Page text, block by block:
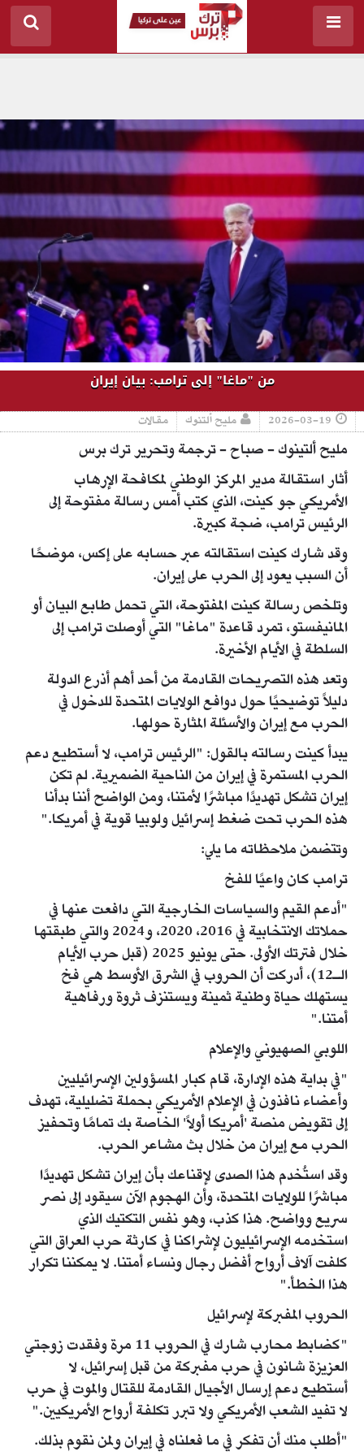
من "ماغا" إلى ترامب: بيان إيران
2026-03-19 مليح ألتنوك مقالات
مليح ألتينوك - صباح - ترجمة وتحرير ترك برس
أثار استقالة مدير المركز الوطني لمكافحة الإرهاب
الأمريكي جو كينت، الذي كتب أمس رسالة مفتوحة إلى
الرئيس ترامب، ضجة كبيرة.
وقد شارك كينت استقالته عبر حسابه على إكس، موضحًا
أن السبب يعود إلى الحرب على إيران.
وتلخص رسالة كينت المفتوحة، التي تحمل طابع البيان أو
المانيفستو، تمرد قاعدة "ماغا" التي أوصلت ترامب إلى
السلطة في الأيام الأخيرة.
وتعد هذه التصريحات القادمة من أحد أهم أذرع الدولة
دليلاً توضيحيًا حول دوافع الولايات المتحدة للدخول في
الحرب مع إيران والأسئلة المثارة حولها.
يبدأ كينت رسالته بالقول: "الرئيس ترامب، لا أستطيع دعم
الحرب المستمرة في إيران من الناحية الضميرية. لم تكن
إيران تشكل تهديدًا مباشرًا لأمتنا، ومن الواضح أننا بدأنا
هذه الحرب تحت ضغط إسرائيل ولوبيا قوية في أمريكا."
وتتضمن ملاحظاته ما يلي:
ترامب كان واعيًا للفخ
"أدعم القيم والسياسات الخارجية التي دافعت عنها في
حملاتك الانتخابية في 2016، 2020، و2024 والتي طبقتها
خلال فترتك الأولى. حتى يونيو 2025 (قبل حرب الأيام
الـ12)، أدركت أن الحروب في الشرق الأوسط هي فخ
يستهلك حياة وطنية ثمينة ويستنزف ثروة ورفاهية
أمتنا."
اللوبي الصهيوني والإعلام
"في بداية هذه الإدارة، قام كبار المسؤولين الإسرائيليين
وأعضاء نافذون في الإعلام الأمريكي بحملة تضليلية، تهدف
إلى تقويض منصة 'أمريكا أولاً' الخاصة بك تمامًا وتحفيز
الحرب مع إيران من خلال بث مشاعر الحرب.
وقد استُخدم هذا الصدى لإقناعك بأن إيران تشكل تهديدًا
مباشرًا للولايات المتحدة، وأن الهجوم الآن سيقود إلى نصر
سريع وواضح. هذا كذب، وهو نفس التكتيك الذي
استخدمه الإسرائيليون لإشراكنا في كارثة حرب العراق التي
كلفت آلاف أرواح أفضل رجال ونساء أمتنا. لا يمكننا تكرار
هذا الخطأ."
الحروب المفبركة لإسرائيل
"كضابط محارب شارك في الحروب 11 مرة وفقدت زوجتي
العزيزة شانون في حرب مفبركة من قبل إسرائيل، لا
أستطيع دعم إرسال الأجيال القادمة للقتال والموت في حرب
لا تفيد الشعب الأمريكي ولا تبرر تكلفة أرواح الأمريكيين."
"أطلب منك أن تفكر في ما فعلناه في إيران ولمن نقوم بذلك.